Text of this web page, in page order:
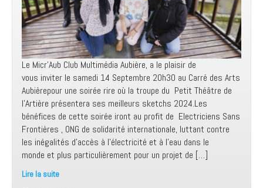
Le Micr’Aub Club Multimédia Aubière, a le plaisir de
vous inviter le samedi 14 Septembre 20h30 au Carré des Arts
Aubièrepour une soirée rire où la troupe du Petit Théâtre de
l’Artière présentera ses meilleurs sketchs 2024.Les
bénéfices de cette soirée iront au profit de Electriciens Sans
Frontières , ONG de solidarité internationale, luttant contre
les inégalités d’accès à l’électricité et à l’eau dans le
monde et plus particulièrement pour un projet de […]
Lire la suite